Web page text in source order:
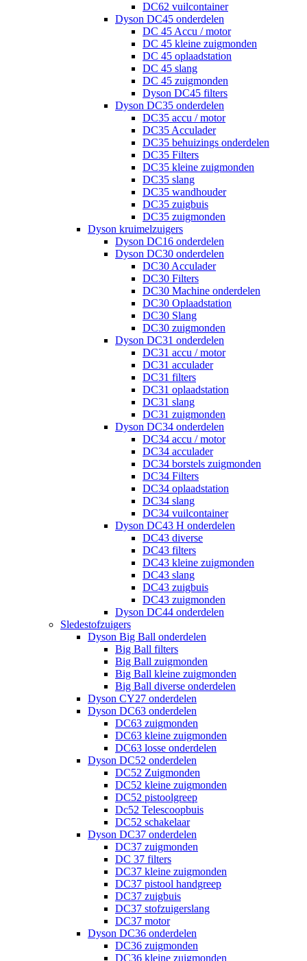
DC62 vuilcontainer
Dyson DC45 onderdelen
DC 45 Accu / motor
DC 45 kleine zuigmonden
DC 45 oplaadstation
DC 45 slang
DC 45 zuigmonden
Dyson DC45 filters
Dyson DC35 onderdelen
DC35 accu / motor
DC35 Acculader
DC35 behuizings onderdelen
DC35 Filters
DC35 kleine zuigmonden
DC35 slang
DC35 wandhouder
DC35 zuigbuis
DC35 zuigmonden
Dyson kruimelzuigers
Dyson DC16 onderdelen
Dyson DC30 onderdelen
DC30 Acculader
DC30 Filters
DC30 Machine onderdelen
DC30 Oplaadstation
DC30 Slang
DC30 zuigmonden
Dyson DC31 onderdelen
DC31 accu / motor
DC31 acculader
DC31 filters
DC31 oplaadstation
DC31 slang
DC31 zuigmonden
Dyson DC34 onderdelen
DC34 accu / motor
DC34 acculader
DC34 borstels zuigmonden
DC34 Filters
DC34 oplaadstation
DC34 slang
DC34 vuilcontainer
Dyson DC43 H onderdelen
DC43 diverse
DC43 filters
DC43 kleine zuigmonden
DC43 slang
DC43 zuigbuis
DC43 zuigmonden
Dyson DC44 onderdelen
Sledestofzuigers
Dyson Big Ball onderdelen
Big Ball filters
Big Ball zuigmonden
Big Ball kleine zuigmonden
Big Ball diverse onderdelen
Dyson CY27 onderdelen
Dyson DC63 onderdelen
DC63 zuigmonden
DC63 kleine zuigmonden
DC63 losse onderdelen
Dyson DC52 onderdelen
DC52 Zuigmonden
DC52 kleine zuigmonden
DC52 pistoolgreep
Dc52 Telescoopbuis
DC52 schakelaar
Dyson DC37 onderdelen
DC37 zuigmonden
DC 37 filters
DC37 kleine zuigmonden
DC37 pistool handgreep
DC37 zuigbuis
DC37 stofzuigerslang
DC37 motor
Dyson DC36 onderdelen
DC36 zuigmonden
DC36 kleine zuigmonden